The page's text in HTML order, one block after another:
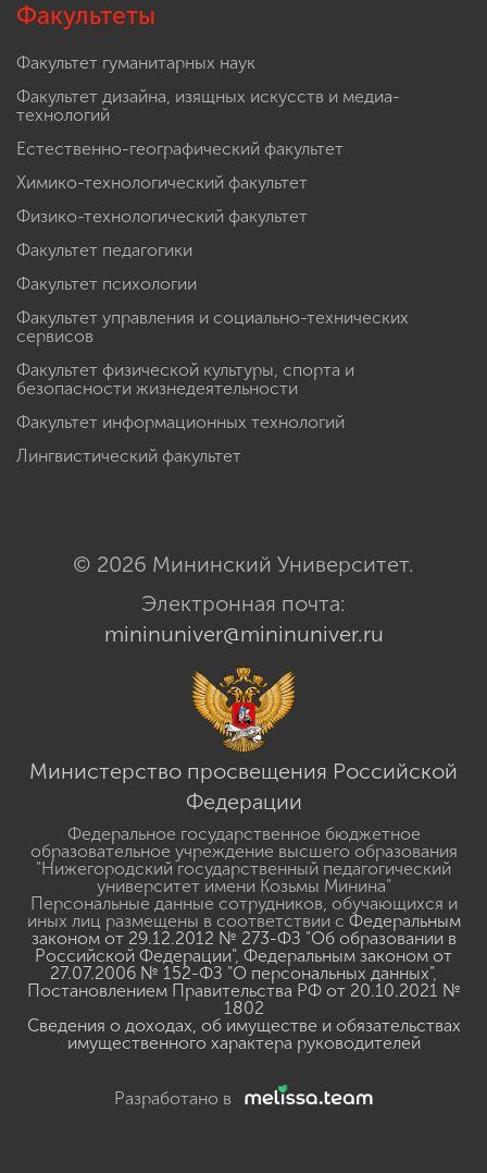
Факультеты
Факультет гуманитарных наук
Факультет дизайна, изящных искусств и медиа-
технологий
Естественно-географический факультет
Химико-технологический факультет
Физико-технологический факультет
Факультет педагогики
Факультет психологии
Факультет управления и социально-технических
сервисов
Факультет физической культуры, спорта и
безопасности жизнедеятельности
Факультет информационных технологий
Лингвистический факультет
© 2026 Мининский Университет.
Электронная почта:
mininuniver@mininuniver.ru
Министерство просвещения Российской
Федерации
Федеральное государственное бюджетное
образовательное учреждение высшего образования
"Нижегородский государственный педагогический
университет имени Козьмы Минина"
Персональные данные сотрудников, обучающихся и
иных лиц размещены в соответствии с Федеральным
законом от 29.12.2012 № 273-ФЗ "Об образовании в
Российской Федерации", Федеральным законом от
27.07.2006 № 152-ФЗ "О персональных данных",
Постановлением Правительства РФ от 20.10.2021 №
1802
Сведения о доходах, об имуществе и обязательствах
имущественного характера руководителей
Разработано в